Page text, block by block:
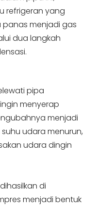
refrigeran yang
menjadi gas
dua langkah
pipa
menyerap
menjadi
udara menurun,
udara dingin
di
menjadi bentuk